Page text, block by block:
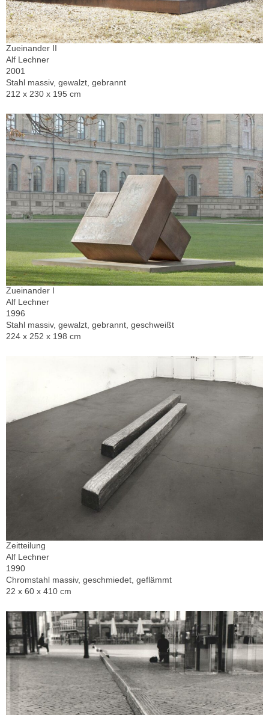
Zueinander II
Alf Lechner
2001
Stahl massiv, gewalzt, gebrannt
212 x 230 x 195 cm
Zueinander I
Alf Lechner
1996
Stahl massiv, gewalzt, gebrannt, geschweißt
224 x 252 x 198 cm
Zeitteilung
Alf Lechner
1990
Chromstahl massiv, geschmiedet, geflämmt
22 x 60 x 410 cm